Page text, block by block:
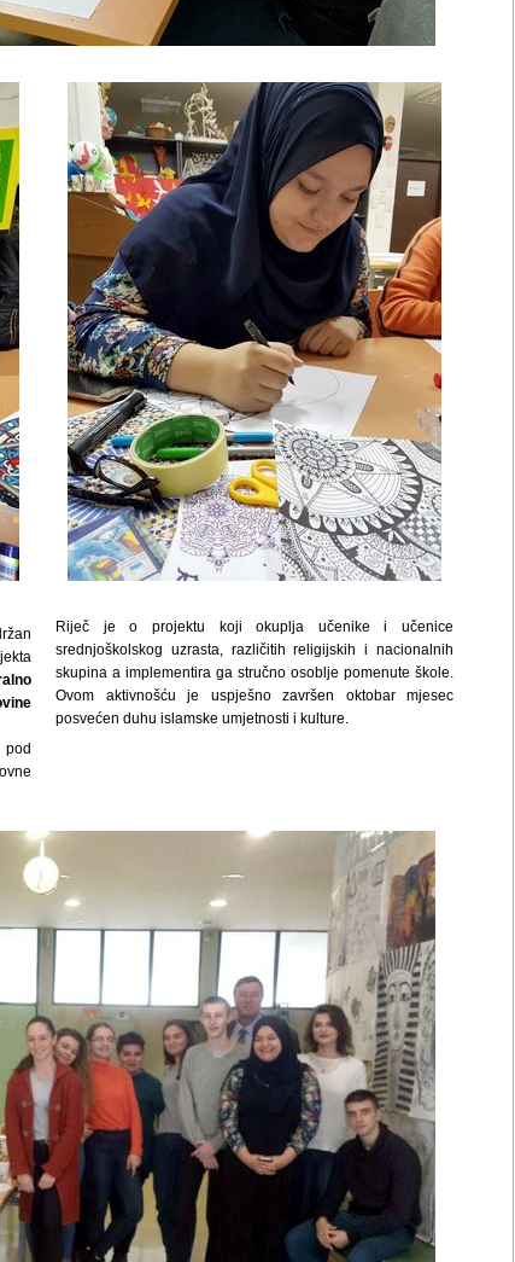
Riječ je o projektu koji okuplja učenike i učenice
srednjoškolskog uzrasta, različitih religijskih i nacionalnih
skupina a implementira ga stručno osoblje pomenute škole.
Ovom aktivnošću je uspješno završen oktobar mjesec
posvećen duhu islamske umjetnosti i kulture.